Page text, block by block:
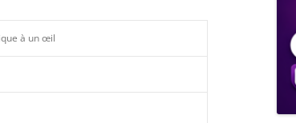
à un œil